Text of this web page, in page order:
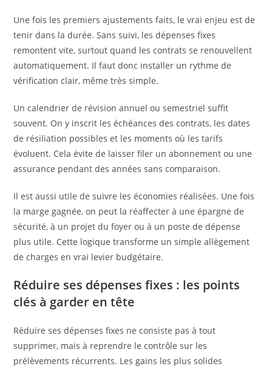
Une fois les premiers ajustements faits, le vrai enjeu est de
tenir dans la durée. Sans suivi, les dépenses fixes
remontent vite, surtout quand les contrats se renouvellent
automatiquement. Il faut donc installer un rythme de
vérification clair, même très simple.
Un calendrier de révision annuel ou semestriel suffit
souvent. On y inscrit les échéances des contrats, les dates
de résiliation possibles et les moments où les tarifs
évoluent. Cela évite de laisser filer un abonnement ou une
assurance pendant des années sans comparaison.
Il est aussi utile de suivre les économies réalisées. Une fois
la marge gagnée, on peut la réaffecter à une épargne de
sécurité, à un projet du foyer ou à un poste de dépense
plus utile. Cette logique transforme un simple allègement
de charges en vrai levier budgétaire.
Réduire ses dépenses fixes : les points
clés à garder en tête
Réduire ses dépenses fixes ne consiste pas à tout
supprimer, mais à reprendre le contrôle sur les
prélèvements récurrents. Les gains les plus solides